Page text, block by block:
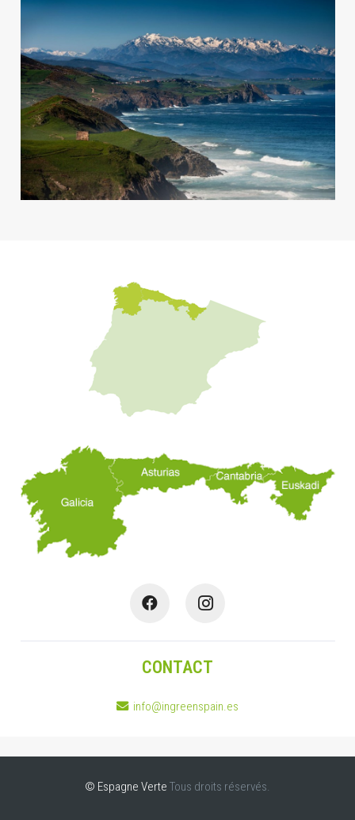
CONTACT
info@ingreenspain.es
© Espagne Verte Tous droits réservés.